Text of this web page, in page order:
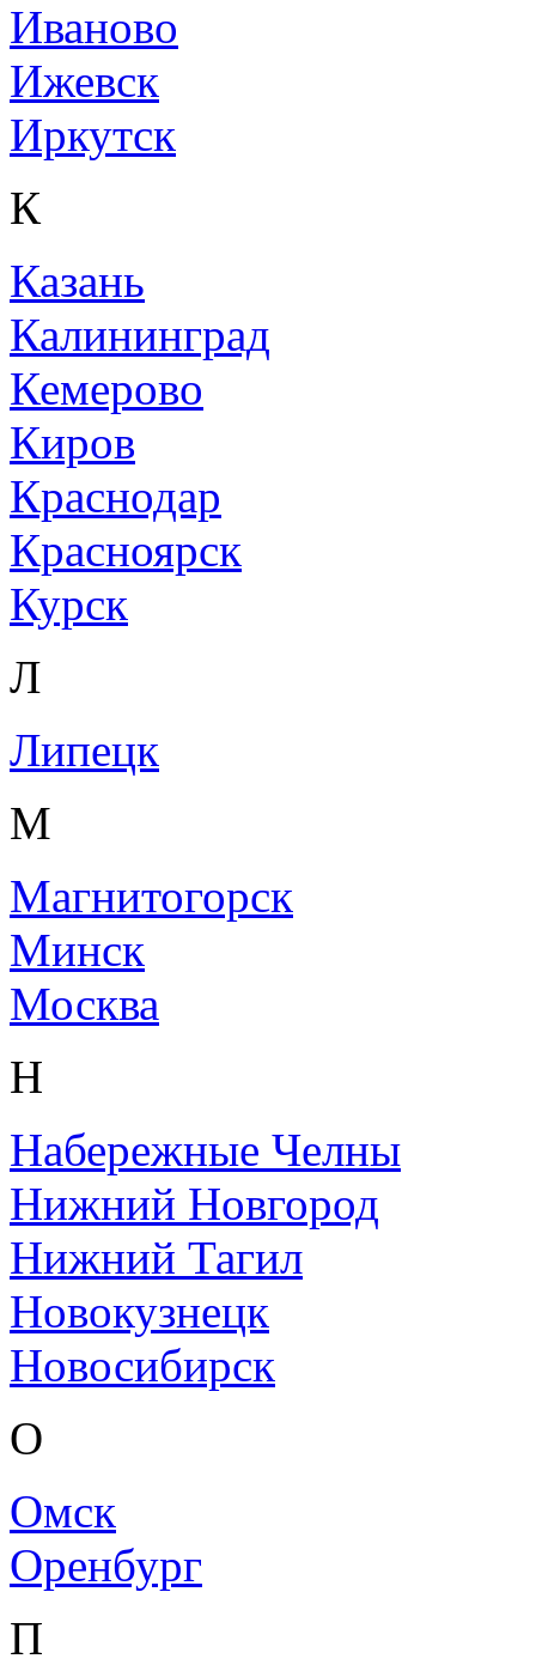
Иваново
Ижевск
Иркутск
К
Казань
Калининград
Кемерово
Киров
Краснодар
Красноярск
Курск
Л
Липецк
М
Магнитогорск
Минск
Москва
Н
Набережные Челны
Нижний Новгород
Нижний Тагил
Новокузнецк
Новосибирск
О
Омск
Оренбург
П